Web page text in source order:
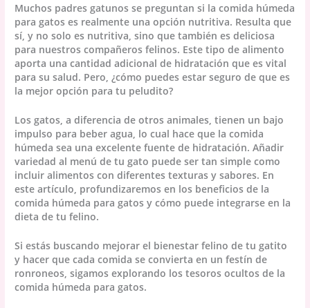
Muchos padres gatunos se preguntan si la comida húmeda
para gatos es realmente una opción nutritiva. Resulta que
sí, y no solo es nutritiva, sino que también es deliciosa
para nuestros compañeros felinos. Este tipo de alimento
aporta una cantidad adicional de hidratación que es vital
para su salud. Pero, ¿cómo puedes estar seguro de que es
la mejor opción para tu peludito?
Los gatos, a diferencia de otros animales, tienen un bajo
impulso para beber agua, lo cual hace que la comida
húmeda sea una excelente fuente de hidratación. Añadir
variedad al menú de tu gato puede ser tan simple como
incluir alimentos con diferentes texturas y sabores. En
este artículo, profundizaremos en los beneficios de la
comida húmeda para gatos y cómo puede integrarse en la
dieta de tu felino.
Si estás buscando mejorar el bienestar felino de tu gatito
y hacer que cada comida se convierta en un festín de
ronroneos, sigamos explorando los tesoros ocultos de la
comida húmeda para gatos.